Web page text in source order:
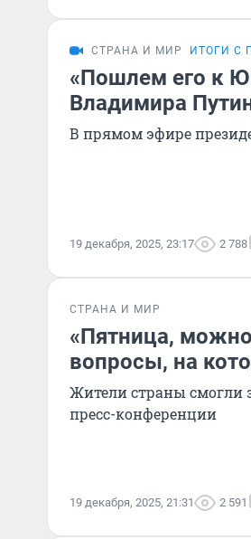
СТРАНА И МИР ИТОГИ С
«Пошлем его к
Владимира
В прямом эфире
19 декабря, 2025, 23:17 2 788
СТРАНА И МИР
«Пятница,
вопросы, на
Жители страны смогли
пресс-конференции
19 декабря, 2025, 21:31 2 591